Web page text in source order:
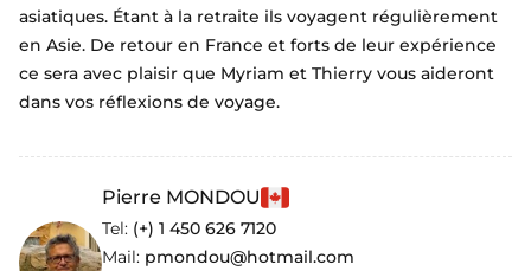
asiatiques. Étant à la retraite ils voyagent régulièrement
en Asie. De retour en France et forts de leur expérience
ce sera avec plaisir que Myriam et Thierry vous aideront
dans vos réflexions de voyage.
Pierre MONDOU
Tel: (+) 1 450 626 7120
Mail: pmondou@hotmail.com